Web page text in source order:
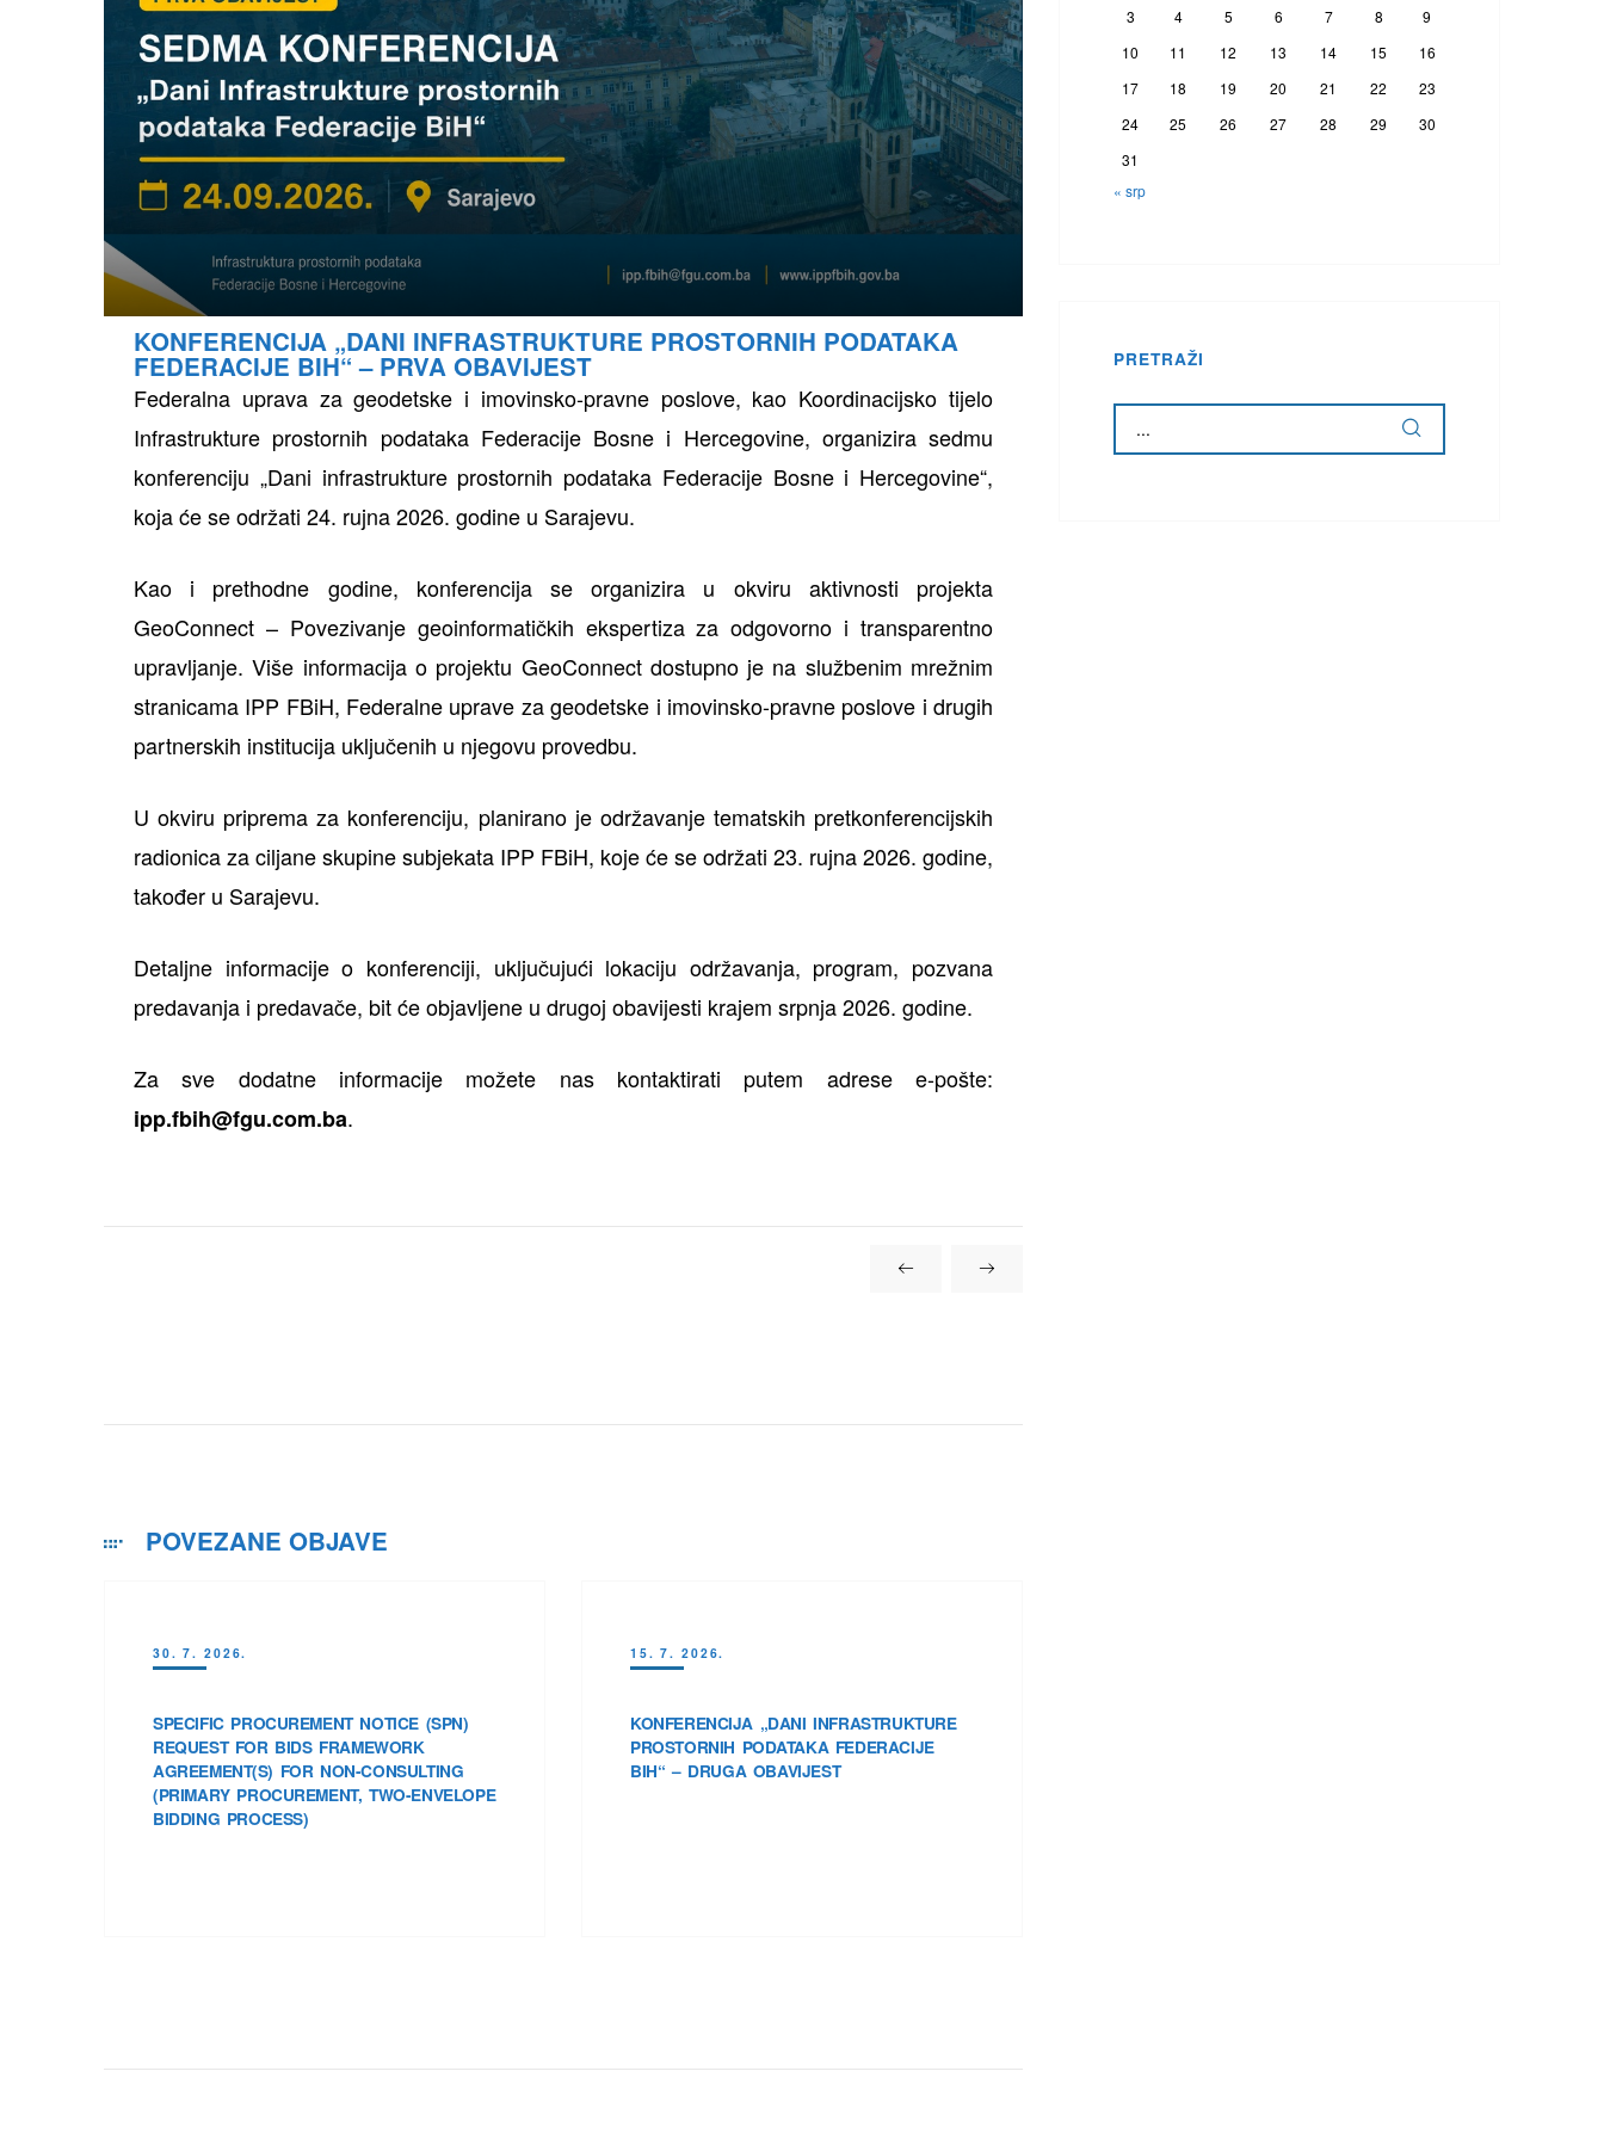
KONFERENCIJA „DANI INFRASTRUKTURE PROSTORNIH PODATAKA
FEDERACIJE BIH“ – PRVA OBAVIJEST
Federalna uprava za geodetske i imovinsko-pravne poslove, kao Koordinacijsko tijelo
Infrastrukture prostornih podataka Federacije Bosne i Hercegovine, organizira sedmu
konferenciju „Dani infrastrukture prostornih podataka Federacije Bosne i Hercegovine“,
koja će se održati 24. rujna 2026. godine u Sarajevu.
Kao i prethodne godine, konferencija se organizira u okviru aktivnosti projekta
GeoConnect – Povezivanje geoinformatičkih ekspertiza za odgovorno i transparentno
upravljanje. Više informacija o projektu GeoConnect dostupno je na službenim mrežnim
stranicama IPP FBiH, Federalne uprave za geodetske i imovinsko-pravne poslove i drugih
partnerskih institucija uključenih u njegovu provedbu.
U okviru priprema za konferenciju, planirano je održavanje tematskih pretkonferencijskih
radionica za ciljane skupine subjekata IPP FBiH, koje će se održati 23. rujna 2026. godine,
također u Sarajevu.
Detaljne informacije o konferenciji, uključujući lokaciju održavanja, program, pozvana
predavanja i predavače, bit će objavljene u drugoj obavijesti krajem srpnja 2026. godine.
Za sve dodatne informacije možete nas kontaktirati putem adrese e-pošte:
ipp.fbih@fgu.com.ba.
POVEZANE OBJAVE
30. 7. 2026.
SPECIFIC PROCUREMENT NOTICE (SPN)
REQUEST FOR BIDS FRAMEWORK
AGREEMENT(S) FOR NON-CONSULTING
(PRIMARY PROCUREMENT, TWO-ENVELOPE
BIDDING PROCESS)
15. 7. 2026.
KONFERENCIJA „DANI INFRASTRUKTURE
PROSTORNIH PODATAKA FEDERACIJE
BIH“ – DRUGA OBAVIJEST
3
4 5 6 7 8
9
10
11 12 13 14 15
16
17
18 19 20 21 22
23
24
25 26 27 28 29
30
31
« srp
PRETRAŽI